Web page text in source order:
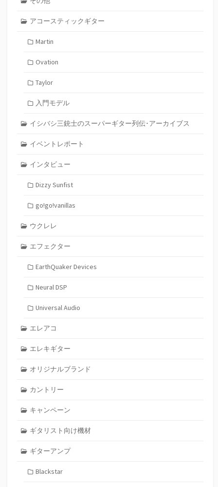
アコースティックギター
Martin
Ovation
Taylor
入門モデル
イシバシ三銃士のスーパーギター列伝･アーカイブス
イベントレポート
インタビュー
Dizzy Sunfist
go!go!vanillas
ウクレレ
エフェクター
EarthQuaker Devices
Neural DSP
Universal Audio
エレアコ
エレキギター
オリジナルブランド
カントリー
キャンペーン
ギタリスト向け機材
ギターアンプ
Blackstar